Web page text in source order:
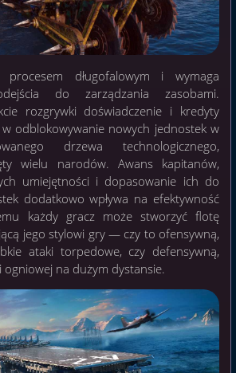
długofalowym i wymaga
do zarządzania zasobami.
rozgrywki doświadczenie i kredyty
odblokowywanie nowych jednostek w
drzewa technologicznego,
wielu narodów. Awans kapitanów,
umiejętności i dopasowanie ich do
dodatkowo wpływa na efektywność
każdy gracz może stworzyć flotę
jego stylowi gry — czy to ofensywną,
ataki torpedowe, czy defensywną,
na dużym dystansie.